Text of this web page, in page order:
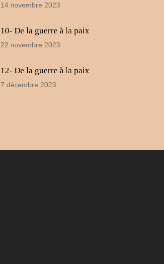
14 novembre 2023
10- De la guerre à la paix
22 novembre 2023
12- De la guerre à la paix
7 décembre 2023